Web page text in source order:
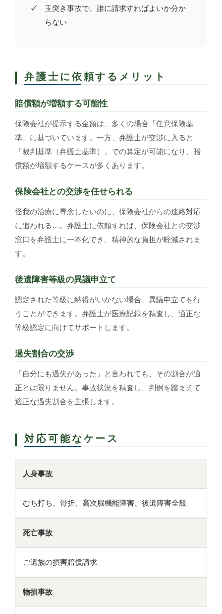
玉突き事故で、誰に請求すればよいか分か
らない
弁護士に依頼するメリット
賠償額が増額する可能性
保険会社が提示する金額は、多くの場合「任意保険基
準」に基づいています。一方、弁護士が交渉に入ると
「裁判基準（弁護士基準）」での算定が可能になり、賠
償額が増額するケースが多くあります。
保険会社との交渉を任せられる
怪我の治療に専念したいのに、保険会社からの連絡対応
に追われる…。弁護士に依頼すれば、保険会社との交渉
窓口を弁護士に一本化でき、精神的な負担が軽減されま
す。
後遺障害等級の異議申立て
認定された等級に納得がいかない場合、異議申立てを行
うことができます。弁護士が医療記録を精査し、適正な
等級認定に向けてサポートします。
過失割合の交渉
「自分にも過失があった」と言われても、その割合が適
正とは限りません。事故状況を精査し、判例を踏まえて
適正な過失割合を主張します。
対応可能なケース
人身事故
むち打ち、骨折、高次脳機能障害、後遺障害全般
死亡事故
ご遺族の損害賠償請求
物損事故